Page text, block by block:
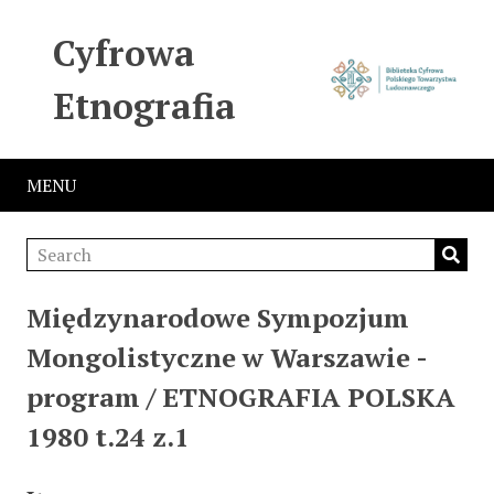
Cyfrowa
Etnografia
MENU
Międzynarodowe Sympozjum
Mongolistyczne w Warszawie -
program / ETNOGRAFIA POLSKA
1980 t.24 z.1